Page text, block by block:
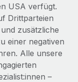
USA verfügt.
Drittparteien
zusätzliche
einer negativen
Alle unsere
–